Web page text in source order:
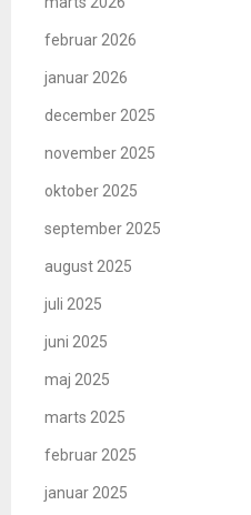
februar 2026
januar 2026
december 2025
november 2025
oktober 2025
september 2025
august 2025
juli 2025
juni 2025
maj 2025
marts 2025
februar 2025
januar 2025